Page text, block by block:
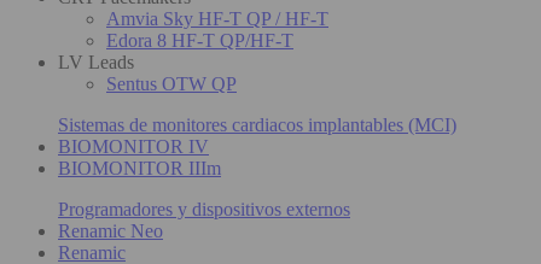
Amvia Sky HF-T QP / HF-T
Edora 8 HF-T QP/HF-T
LV Leads
Sentus OTW QP
Sistemas de monitores cardiacos implantables (MCI)
BIOMONITOR IV
BIOMONITOR IIIm
Programadores y dispositivos externos
Renamic Neo
Renamic